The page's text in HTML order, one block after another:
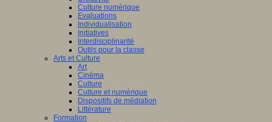
Culture numérique
Evaluations
Individualisation
Initiatives
Interdisciplinarité
Outils pour la classe
Arts et Culture
Art
Cinéma
Culture
Culture et numérique
Dispositifs de médiation
Littérature
Formation